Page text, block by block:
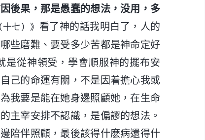
後果，那是愚蠢的想法，没用，多
七）》 看了神的話我明白了，人的
些磨難、要受多少苦都是神命定好
是從神領受，學會順服神的擺布安
己的命運有關，不是因着擔心我或
我要是能在她身邊照顧她，在生命
主宰安排不認識，是偏謬的想法。
陪伴照顧，最後該得什麽病還得什